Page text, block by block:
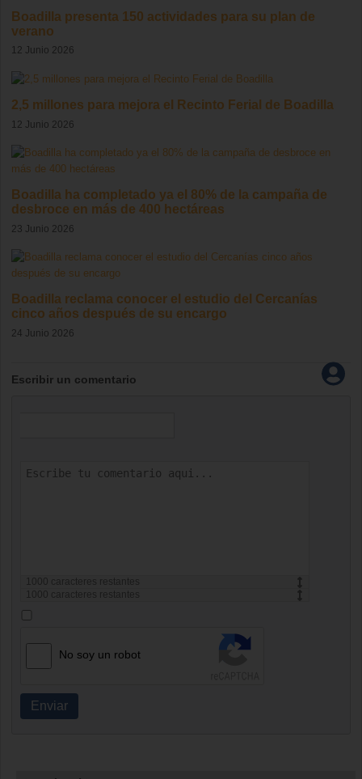
Boadilla presenta 150 actividades para su plan de
verano
12 Junio 2026
2,5 millones para mejora el Recinto Ferial de Boadilla
12 Junio 2026
Boadilla ha completado ya el 80% de la campaña de
desbroce en más de 400 hectáreas
23 Junio 2026
Boadilla reclama conocer el estudio del Cercanías
cinco años después de su encargo
24 Junio 2026
Escribir un comentario
1000
caracteres restantes
1000
caracteres restantes
No soy un robot
Enviar